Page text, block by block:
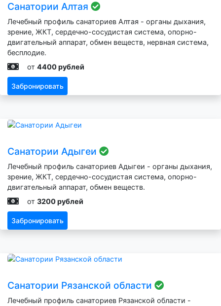
Санатории Алтая
Лечебный профиль санаториев Алтая - органы дыхания,
зрение, ЖКТ, сердечно-сосудистая система, опорно-
двигательный аппарат, обмен веществ, нервная система,
бесплодие.
от 4400 рублей
Забронировать
Санатории Адыгеи
Лечебный профиль санаториев Адыгеи - органы дыхания,
зрение, ЖКТ, сердечно-сосудистая система, опорно-
двигательный аппарат, обмен веществ.
от 3200 рублей
Забронировать
Санатории Рязанской области
Лечебный профиль санаториев Рязанской области -